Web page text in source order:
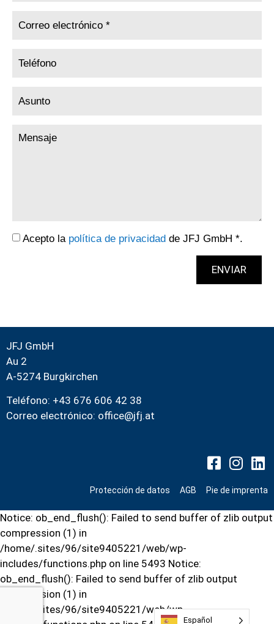
Acepto la política de privacidad de JFJ GmbH *.
ENVIAR
JFJ GmbH
Au 2
A-5274 Burgkirchen
Teléfono: +43 676 606 42 38
Correo electrónico: office@jfj.at
Protección de datos AGB Pie de imprenta
Español
Notice: ob_end_flush(): Failed to send buffer of zlib output
compression (1) in
/home/.sites/96/site9405221/web/wp-
includes/functions.php on line 5493 Notice:
ob_end_flush(): Failed to send buffer of zlib output
compression (1) in
/home/.sites/96/site9405221/web/wp-